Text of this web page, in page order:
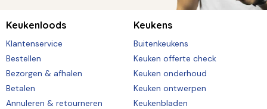
Keukenloods
Klantenservice
Bestellen
Bezorgen & afhalen
Betalen
Annuleren & retourneren
Keukens
Buitenkeukens
Keuken offerte check
Keuken onderhoud
Keuken ontwerpen
Keukenbladen